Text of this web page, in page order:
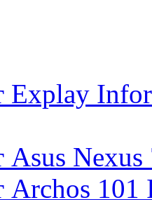
Explay
Nexus
Archos 101